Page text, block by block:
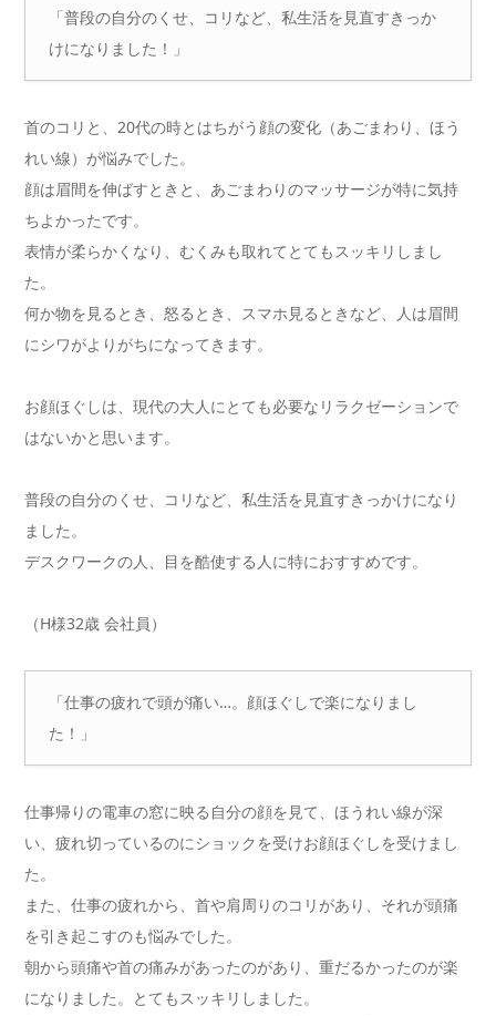
「普段の自分のくせ、コリなど、私生活を見直すきっか
けになりました！」
首のコリと、20代の時とはちがう顔の変化（あごまわり、ほう
れい線）が悩みでした。
顔は眉間を伸ばすときと、あごまわりのマッサージが特に気持
ちよかったです。
表情が柔らかくなり、むくみも取れてとてもスッキリしまし
た。
何か物を見るとき、怒るとき、スマホ見るときなど、人は眉間
にシワがよりがちになってきます。
お顔ほぐしは、現代の大人にとても必要なリラクゼーションで
はないかと思います。
普段の自分のくせ、コリなど、私生活を見直すきっかけになり
ました。
デスクワークの人、目を酷使する人に特におすすめです。
（H様32歳 会社員）
「仕事の疲れで頭が痛い…。顔ほぐしで楽になりまし
た！」
仕事帰りの電車の窓に映る自分の顔を見て、ほうれい線が深
い、疲れ切っているのにショックを受けお顔ほぐしを受けまし
た。
また、仕事の疲れから、首や肩周りのコリがあり、それが頭痛
を引き起こすのも悩みでした。
朝から頭痛や首の痛みがあったのがあり、重だるかったのが楽
になりました。とてもスッキリしました。